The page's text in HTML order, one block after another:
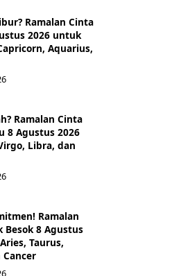
Ramalan Cinta
2026 untuk
Aquarius,
Ramalan Cinta
8 Agustus 2026
Libra, dan
Ramalan
Besok 8 Agustus
Taurus,